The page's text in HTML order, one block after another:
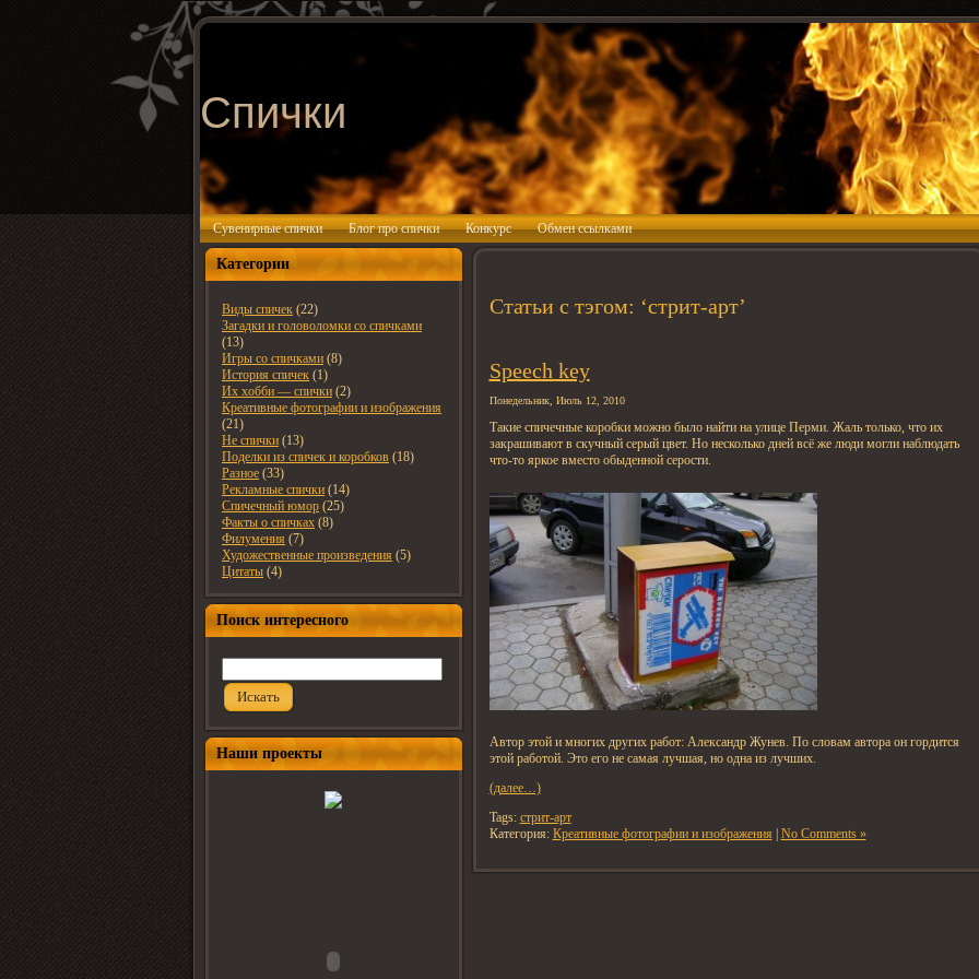
Спички
Сувенирные спички Блог про спички Конкурс Обмен ссылками
Категории
Виды спичек (22)
Загадки и головоломки со спичками
(13)
Игры со спичками (8)
История спичек (1)
Их хобби — спички (2)
Креативные фотографии и изображения
(21)
Не спички (13)
Поделки из спичек и коробков (18)
Разное (33)
Рекламные спички (14)
Спичечный юмор (25)
Факты о спичках (8)
Филумения (7)
Художественные произведения (5)
Цитаты (4)
Поиск интересного
Искать
Наши проекты
Статьи с тэгом: ‘стрит-арт’
Speech key
Понедельник, Июль 12, 2010
Такие спичечные коробки можно было найти на улице Перми. Жаль только, что их
закрашивают в скучный серый цвет. Но несколько дней всё же люди могли наблюдать
что-то яркое вместо обыденной серости.
Автор этой и многих других работ: Александр Жунев. По словам автора он гордится
этой работой. Это его не самая лучшая, но одна из лучших.
(далее…)
Tags: стрит-арт
Категория: Креативные фотографии и изображения No Comments »